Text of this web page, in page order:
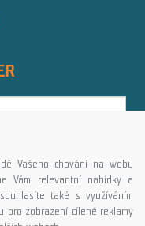
2026,
Vašeho chování na webu
Vám relevantní nabídky a
také s využíváním
pro zobrazení cílené reklamy